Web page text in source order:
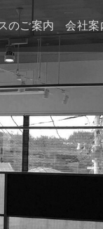
のご案内 会社案